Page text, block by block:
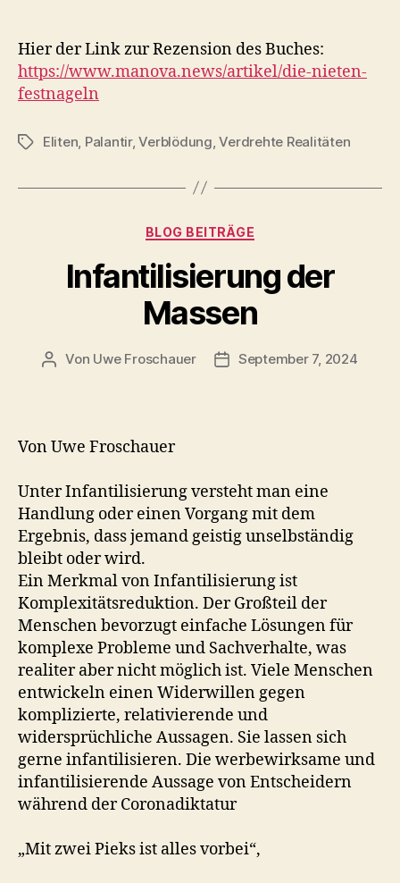
Hier der Link zur Rezension des Buches:
https://www.manova.news/artikel/die-nieten-
festnageln
Schlagwörter
Eliten Palantir,Verblödung ,Verdrehte Realitäten
Kategorien
BLOG BEITRÄGE
Infantilisierung der
Massen
Beitragsautor
Von Uwe Froschauer Beitragsdatum
September 7, 2024
Von Uwe Froschauer
Unter Infantilisierung versteht man eine
Handlung oder einen Vorgang mit dem
Ergebnis, dass jemand geistig unselbständig
bleibt oder wird.
Ein Merkmal von Infantilisierung ist
Komplexitätsreduktion. Der Großteil der
Menschen bevorzugt einfache Lösungen für
komplexe Probleme und Sachverhalte, was
realiter aber nicht möglich ist. Viele Menschen
entwickeln einen Widerwillen gegen
komplizierte, relativierende und
widersprüchliche Aussagen. Sie lassen sich
gerne infantilisieren. Die werbewirksame und
infantilisierende Aussage von Entscheidern
während der Coronadiktatur
„Mit zwei Pieks ist alles vorbei“,